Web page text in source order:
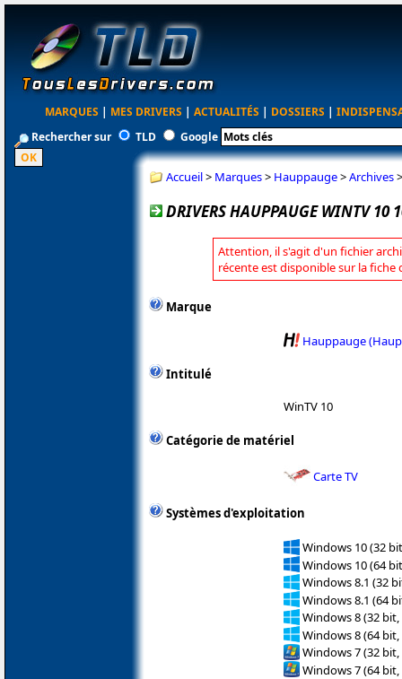
MARQUES | MES DRIVERS | ACTUALITÉS | DOSSIERS |
Rechercher sur
TLD Google
Accueil> Marques> Hauppauge>Archives
DRIVERS HAUPPAUGE WINTV 10
Attention, il s'agit d'un fichier
récente est disponible sur la fiche
Marque
Hauppauge
Intitulé
WinTV 10
Catégorie de matériel
Carte TV
Systèmes d'exploitation
Windows 10 (32
Windows 10 (64
Windows 8.1 (32
Windows 8.1 (64
Windows 8 (32 bit,
Windows 8 (64 bit,
Windows 7 (32 bit,
Windows 7 (64 bit,